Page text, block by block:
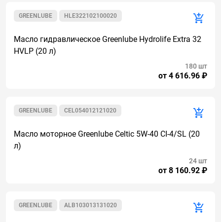
HLE322102100020
GREENLUBE
Масло гидравлическое Greenlube Hydrolife Extra 32
HVLP (20 л)
от 4 616.96 ₽
180 шт
CEL054012121020
GREENLUBE
Масло моторное Greenlube Celtic 5W-40 CI-4/SL (20
л)
от 8 160.92 ₽
24 шт
ALB103013131020
GREENLUBE